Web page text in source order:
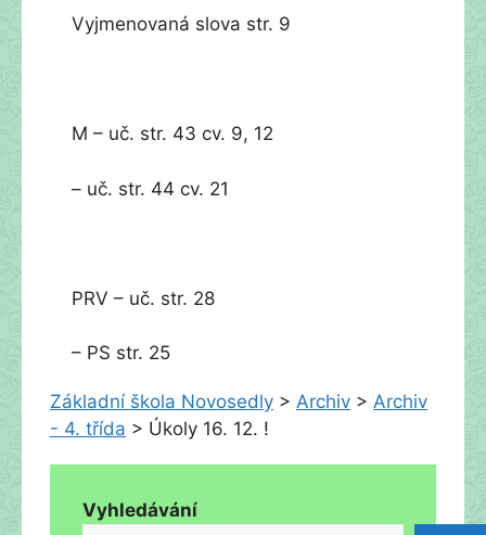
Vyjmenovaná slova str. 9
M – uč. str. 43 cv. 9, 12
– uč. str. 44 cv. 21
PRV – uč. str. 28
– PS str. 25
Základní škola Novosedly > Archiv > Archiv
- 4. třída > Úkoly 16. 12. !
Vyhledávání